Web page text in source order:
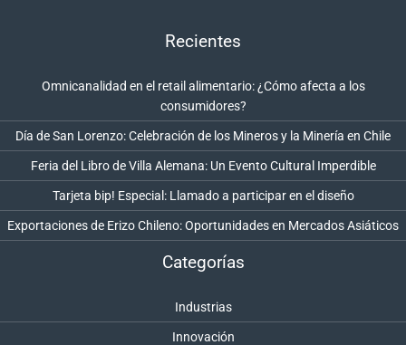
Recientes
Omnicanalidad en el retail alimentario: ¿Cómo afecta a los
consumidores?
Día de San Lorenzo: Celebración de los Mineros y la Minería en Chile
Feria del Libro de Villa Alemana: Un Evento Cultural Imperdible
Tarjeta bip! Especial: Llamado a participar en el diseño
Exportaciones de Erizo Chileno: Oportunidades en Mercados Asiáticos
Categorías
Industrias
Innovación